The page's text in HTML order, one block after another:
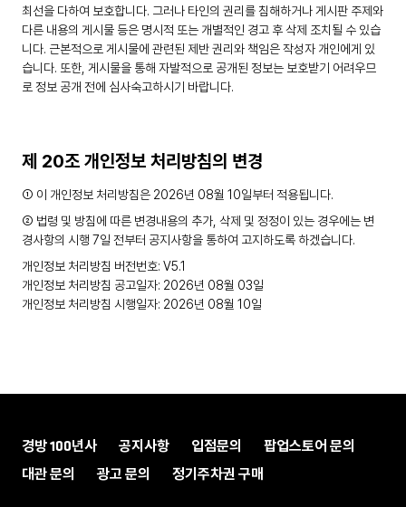
최선을 다하여 보호합니다. 그러나 타인의 권리를 침해하거나 게시판 주제와
다른 내용의 게시물 등은 명시적 또는 개별적인 경고 후 삭제 조치될 수 있습
니다. 근본적으로 게시물에 관련된 제반 권리와 책임은 작성자 개인에게 있
습니다. 또한, 게시물을 통해 자발적으로 공개된 정보는 보호받기 어려우므
로 정보 공개 전에 심사숙고하시기 바랍니다.
제 20조 개인정보 처리방침의 변경
① 이 개인정보 처리방침은 2026년 08월 10일부터 적용됩니다.
② 법령 및 방침에 따른 변경내용의 추가, 삭제 및 정정이 있는 경우에는 변
경사항의 시행 7일 전부터 공지사항을 통하여 고지하도록 하겠습니다.
개인정보 처리방침 버전번호: V5.1
개인정보 처리방침 공고일자: 2026년 08월 03일
개인정보 처리방침 시행일자: 2026년 08월 10일
경방 100년사 공지사항 입점문의
팝업스토어 문의
대관 문의
광고 문의 정기주차권 구매